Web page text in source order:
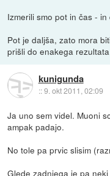
Izmerili smo pot in čas -
Pot je daljša, zato mora
prišli do enakega
kunigunda
::9. okt 2011, 02:09
Ja uno sem videl. Muoni
ampak padajo.
No tole pa prvic slisim
Glede zadnjega je pa